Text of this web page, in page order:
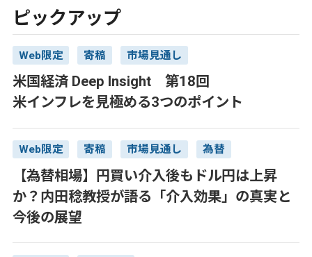
ピックアップ
Web限定 寄稿 市場見通し
米国経済 Deep Insight 第18回
米インフレを見極める3つのポイント
Web限定 寄稿 市場見通し 為替
【為替相場】円買い介入後もドル円は上昇
か？内田稔教授が語る「介入効果」の真実と
今後の展望